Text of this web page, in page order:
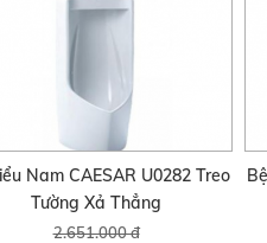
Nam CAESAR U0282 Treo
Tường Xả Thẳng
2.651.000 đ